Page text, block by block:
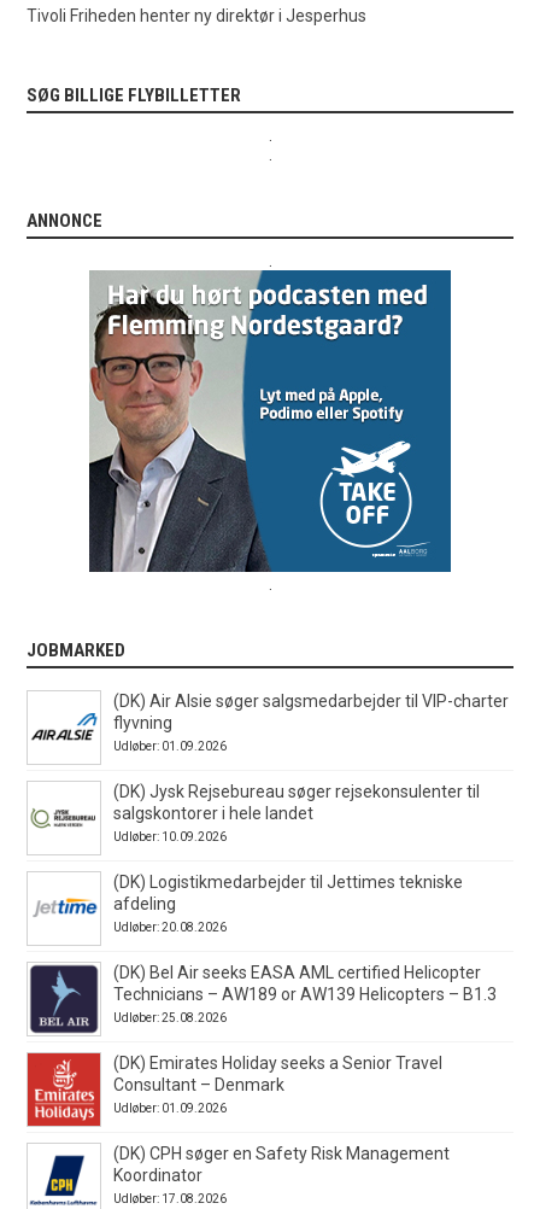
Tivoli Friheden henter ny direktør i Jesperhus
SØG BILLIGE FLYBILLETTER
ANNONCE
JOBMARKED
(DK) Air Alsie søger salgsmedarbejder til VIP-charter
flyvning
Udløber: 01.09.2026
(DK) Jysk Rejsebureau søger rejsekonsulenter til
salgskontorer i hele landet
Udløber: 10.09.2026
(DK) Logistikmedarbejder til Jettimes tekniske
afdeling
Udløber: 20.08.2026
(DK) Bel Air seeks EASA AML certified Helicopter
Technicians – AW189 or AW139 Helicopters – B1.3
Udløber: 25.08.2026
(DK) Emirates Holiday seeks a Senior Travel
Consultant – Denmark
Udløber: 01.09.2026
(DK) CPH søger en Safety Risk Management
Koordinator
Udløber: 17.08.2026